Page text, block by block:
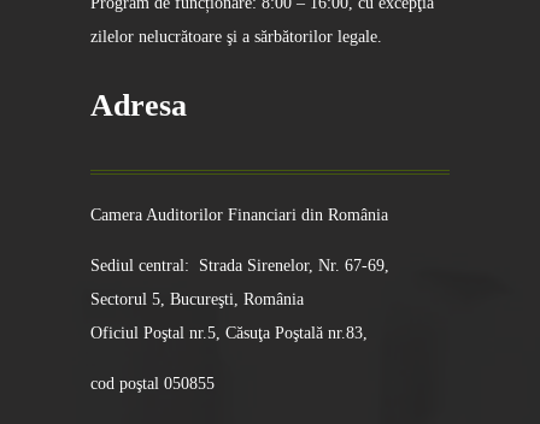
zilelor nelucrătoare şi a sărbătorilor legale.
Adresa
Camera Auditorilor Financiari din România
Sediul central: Strada Sirenelor, Nr. 67-69,
Sectorul 5, Bucureşti, România
Oficiul Poştal nr.5, Căsuţa Poştală nr.83,
cod poştal 050855